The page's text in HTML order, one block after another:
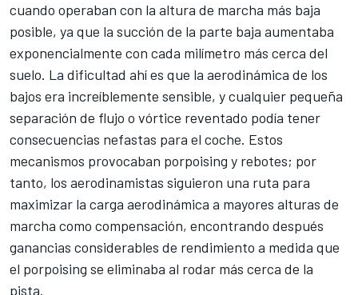
cuando operaban con la altura de marcha más baja
posible, ya que la succión de la parte baja aumentaba
exponencialmente con cada milímetro más cerca del
suelo. La dificultad ahí es que la aerodinámica de los
bajos era increíblemente sensible, y cualquier pequeña
separación de flujo o vórtice reventado podía tener
consecuencias nefastas para el coche. Estos
mecanismos provocaban porpoising y rebotes; por
tanto, los aerodinamistas siguieron una ruta para
maximizar la carga aerodinámica a mayores alturas de
marcha como compensación, encontrando después
ganancias considerables de rendimiento a medida que
el porpoising se eliminaba al rodar más cerca de la
pista.